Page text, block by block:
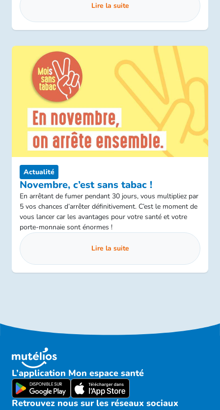
Lire la suite
Actualité
Novembre, c’est sans tabac !
En arrêtant de fumer pendant 30 jours, vous multipliez par
5 vos chances d’arrêter définitivement. C’est le moment de
vous lancer car les avantages pour votre santé et votre
porte-monnaie sont énormes !
Lire la suite
L’application Mon espace santé
Retrouvez nous sur les réseaux sociaux